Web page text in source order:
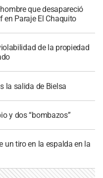
que desapareció
en Paraje El Chaquito
de la propiedad
la salida de Bielsa
y dos “bombazos”
un tiro en la espalda en la